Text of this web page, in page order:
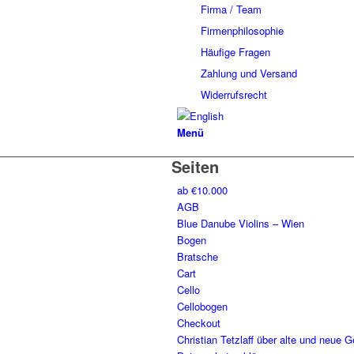
Firma / Team
Firmenphilosophie
Häufige Fragen
Zahlung und Versand
Widerrufsrecht
Menü
Seiten
ab €10.000
AGB
Blue Danube Violins – Wien
Bogen
Bratsche
Cart
Cello
Cellobogen
Checkout
Christian Tetzlaff über alte und neue